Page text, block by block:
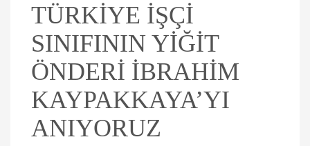
TÜRKİYE İŞÇİ
SINIFININ YİĞİT
ÖNDERİ İBRAHİM
KAYPAKKAYA’YI
ANIYORUZ